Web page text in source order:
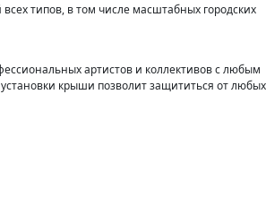
типов, в том числе масштабных городских
артистов и коллективов с любым
крыши позволит защититься от любых